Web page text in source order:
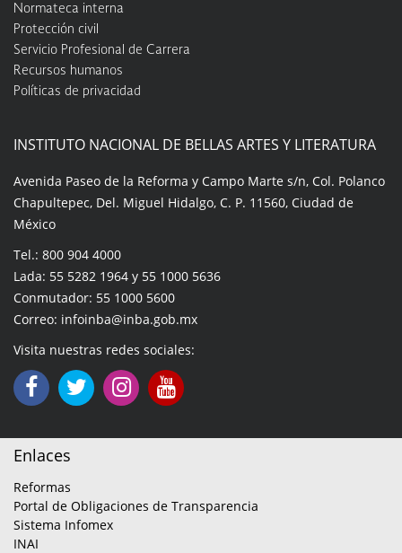
Normateca interna
Protección civil
Servicio Profesional de Carrera
Recursos humanos
Políticas de privacidad
INSTITUTO NACIONAL DE BELLAS ARTES Y LITERATURA
Avenida Paseo de la Reforma y Campo Marte s/n, Col. Polanco
Chapultepec, Del. Miguel Hidalgo, C. P. 11560, Ciudad de
México
Tel.: 800 904 4000
Lada: 55 5282 1964 y 55 1000 5636
Conmutador: 55 1000 5600
Correo: infoinba@inba.gob.mx
Visita nuestras redes sociales:
Enlaces
Reformas
Portal de Obligaciones de Transparencia
Sistema Infomex
INAI